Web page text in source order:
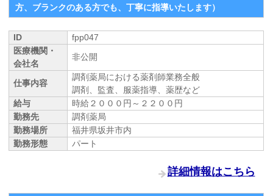
方、ブランクのある方でも、丁寧に指導いたします）
ID
fpp047
医療機関・
会社名
非公開
仕事内容
調剤薬局における薬剤師業務全般
調剤、監査、服薬指導、薬歴など
給与
時給２０００円～２２００円
勤務先
調剤薬局
勤務場所
福井県坂井市内
勤務形態
パート
詳細情報はこちら